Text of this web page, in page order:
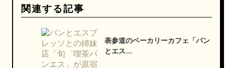
関連する記事
表参道のベーカリーカフェ「パン
とエス…